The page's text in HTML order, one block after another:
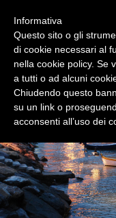
Informativa
Questo sito o gli
di cookie necessari al
nella cookie policy. Se
a tutti o ad alcuni
Chiudendo questo
su un link o
acconsenti all’uso dei